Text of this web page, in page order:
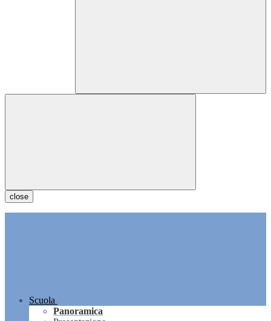
close
Scuola
Panoramica